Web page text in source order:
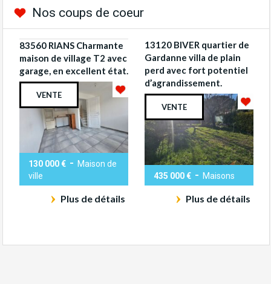
Nos coups de coeur
83560 RIANS Charmante
maison de village T2 avec
garage, en excellent état.
VENTE
130 000 € - Maison de
ville
Plus de détails
13120 BIVER quartier de
Gardanne villa de plain
perd avec fort potentiel
d’agrandissement.
VENTE
435 000 € - Maisons
Plus de détails